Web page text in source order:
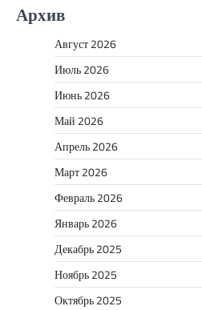
Архив
Август 2026
Июль 2026
Июнь 2026
Май 2026
Апрель 2026
Март 2026
Февраль 2026
Январь 2026
Декабрь 2025
Ноябрь 2025
Октябрь 2025